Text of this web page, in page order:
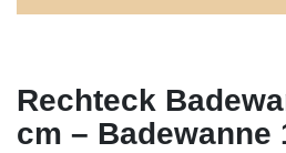
Rechteck
cm – Badewanne